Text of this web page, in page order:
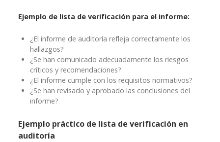
Ejemplo de lista de verificación para el informe:
¿El informe de auditoría refleja correctamente los
hallazgos?
¿Se han comunicado adecuadamente los riesgos
críticos y recomendaciones?
¿El informe cumple con los requisitos normativos?
¿Se han revisado y aprobado las conclusiones del
informe?
Ejemplo práctico de lista de verificación en
auditoría